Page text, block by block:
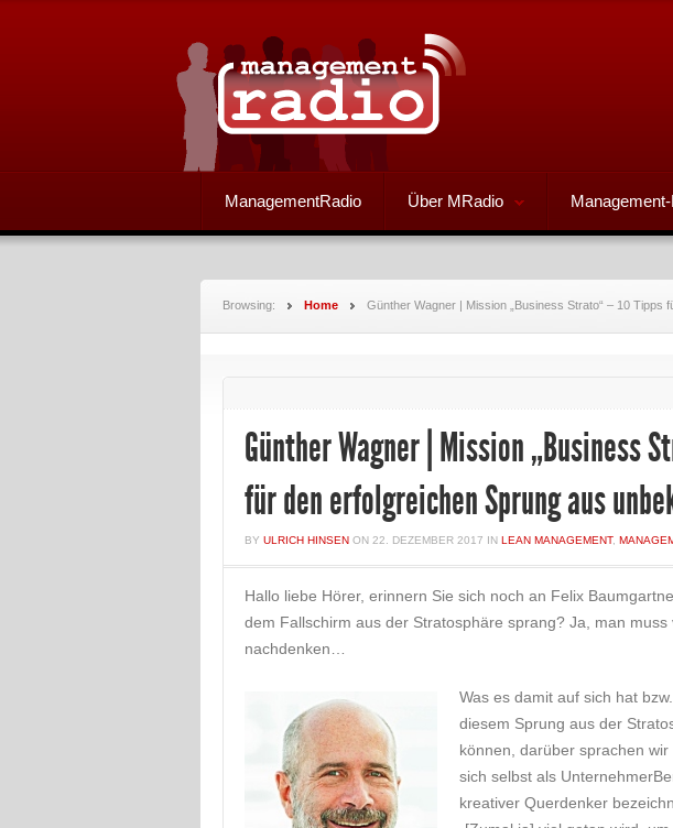
ManagementRadio Über MRadio
Browsing: Home Günther Wagner | Mission „Business Strato“ – 10 Tipps
Günther Wagner | Mission „Business
für den erfolgreichen Sprung aus
BY ULRICH HINSEN ON 22. DEZEMBER 2017 IN LEAN MANAGEMENT,
Hallo liebe Hörer, erinnern Sie sich noch an Felix
dem Fallschirm aus der Stratosphäre sprang? Ja, man muss
nachdenken…
Was es damit auf sich hat
diesem Sprung aus der
können, darüber sprachen wir
sich selbst als
kreativer Querdenker